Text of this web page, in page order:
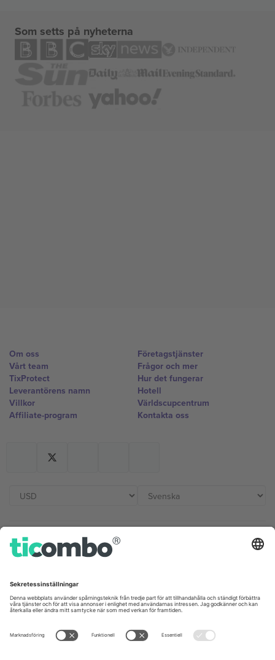
Som setts på nyheterna
Om oss
Vårt team
TixProtect
Leverantörens namn
Villkor
Affiliate-program
Företagstjänster
Frågor och mer
Hur det fungerar
Hotell
Världscupcentrum
Kontakta oss
Kontor och support
Unter den Linden 24, 10117
Berlin, Germany
London, EC1V 1AW, United
Kingdom
United States
Switzerland